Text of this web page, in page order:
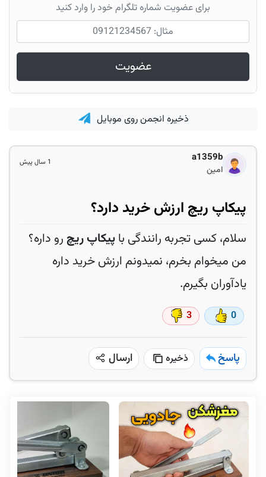
برای عضویت شماره تلگرام خود را وارد کنید
عضویت
ذخیره انجمن روی موبایل
a1359b
امین
1 سال پیش
پیکاپ ریچ ارزش خرید دارد؟
سلام، کسی تجربه رانندگی باپیکاپ ریچرو داره؟
من میخوام بخرم، نمیدونم ارزش خرید داره
یادآوران بگیرم.
0
3
پاسخ ذخیره ارسال